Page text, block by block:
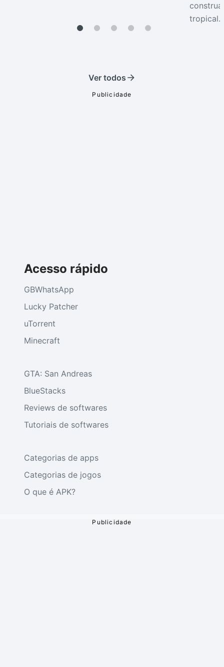
tropical.
Ver todos
Acesso rápido
GBWhatsApp
Lucky Patcher
uTorrent
Minecraft
GTA: San Andreas
BlueStacks
Reviews de softwares
Tutoriais de softwares
Categorias de apps
Categorias de jogos
O que é APK?